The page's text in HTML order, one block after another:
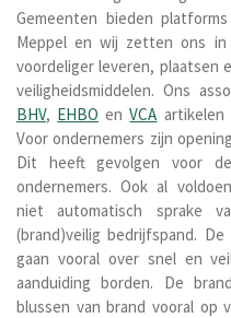
Gemeenten bieden
Meppel en wij zetten ons
voordeliger leveren, plaatsen
veiligheidsmiddelen. Ons
BHV, EHBO enVCA artikelen
Voor ondernemers zijn
Dit heeft gevolgen voor
ondernemers. Ook al
niet automatisch sprake
(brand)veilig bedrijfspand.
gaan vooral over snel en
aanduiding borden. De
blussen van brand vooral op